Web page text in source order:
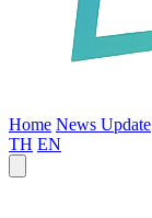
Home News Update
TH EN